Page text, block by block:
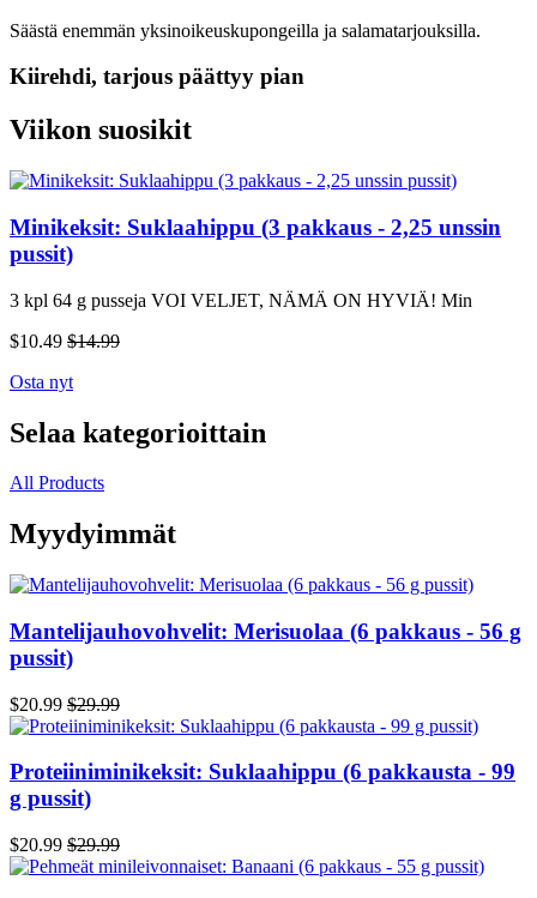
Säästä enemmän yksinoikeuskupongeilla ja salamatarjouksilla.
Kiirehdi, tarjous päättyy pian
Viikon suosikit
Minikeksit: Suklaahippu (3 pakkaus - 2,25 unssin
pussit)
3 kpl 64 g pusseja VOI VELJET, NÄMÄ ON HYVIÄ! Min
$10.49 $14.99
Osta nyt
Selaa kategorioittain
All Products
Myydyimmät
Mantelijauhovohvelit: Merisuolaa (6 pakkaus - 56 g
pussit)
$20.99 $29.99
Proteiiniminikeksit: Suklaahippu (6 pakkausta - 99
g pussit)
$20.99 $29.99